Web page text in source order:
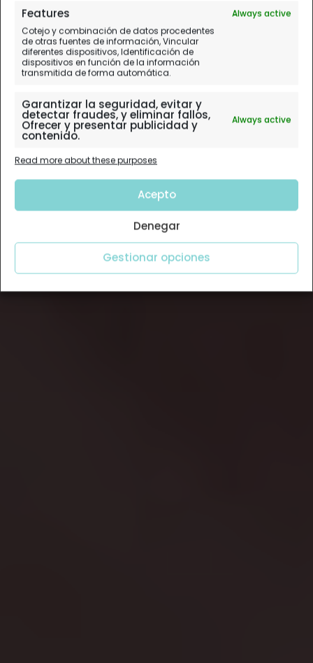
Features
Always active
Cotejo y combinación de datos procedentes
de otras fuentes de información, Vincular
diferentes dispositivos, Identificación de
dispositivos en función de la información
transmitida de forma automática.
Garantizar la seguridad, evitar y
detectar fraudes, y eliminar fallos,
Ofrecer y presentar publicidad y
contenido.
Always active
Read more about these purposes
Acepto
Denegar
Gestionar opciones